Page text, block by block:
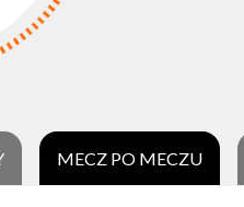
MECZ PO MECZU